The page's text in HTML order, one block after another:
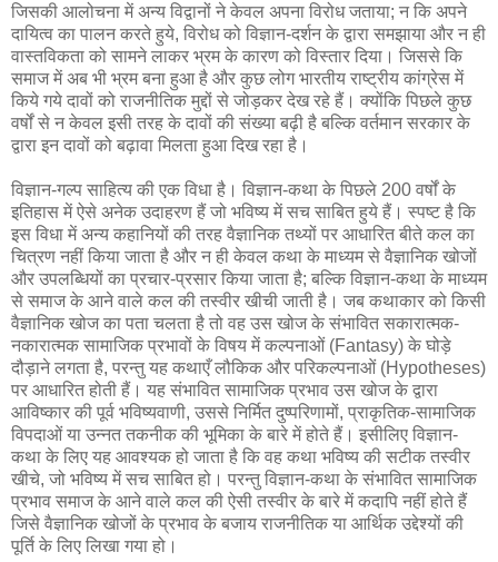
जिसकी आलोचना में अन्य विद्वानों ने केवल अपना विरोध जताया; न कि अपने
दायित्व का पालन करते हुये, विरोध को विज्ञान-दर्शन के द्वारा समझाया और न ही
वास्तविकता को सामने लाकर भ्रम के कारण को विस्तार दिया। जिससे कि
समाज में अब भी भ्रम बना हुआ है और कुछ लोग भारतीय राष्ट्रीय कांग्रेस में
किये गये दावों को राजनीतिक मुद्दों से जोड़कर देख रहे हैं। क्योंकि पिछले कुछ
वर्षों से न केवल इसी तरह के दावों की संख्या बढ़ी है बल्कि वर्तमान सरकार के
द्वारा इन दावों को बढ़ावा मिलता हुआ दिख रहा है।
विज्ञान-गल्प साहित्य की एक विधा है। विज्ञान-कथा के पिछले 200 वर्षों के
इतिहास में ऐसे अनेक उदाहरण हैं जो भविष्य में सच साबित हुये हैं। स्पष्ट है कि
इस विधा में अन्य कहानियों की तरह वैज्ञानिक तथ्यों पर आधारित बीते कल का
चित्रण नहीं किया जाता है और न ही केवल कथा के माध्यम से वैज्ञानिक खोजों
और उपलब्धियों का प्रचार-प्रसार किया जाता है; बल्कि विज्ञान-कथा के माध्यम
से समाज के आने वाले कल की तस्वीर खीची जाती है। जब कथाकार को किसी
वैज्ञानिक खोज का पता चलता है तो वह उस खोज के संभावित सकारात्मक-
नकारात्मक सामाजिक प्रभावों के विषय में कल्पनाओं (Fantasy) के घोड़े
दौड़ाने लगता है, परन्तु यह कथाएँ लौकिक और परिकल्पनाओं (Hypotheses)
पर आधारित होती हैं। यह संभावित सामाजिक प्रभाव उस खोज के द्वारा
आविष्कार की पूर्व भविष्यवाणी, उससे निर्मित दुष्परिणामों, प्राकृतिक-सामाजिक
विपदाओं या उन्नत तकनीक की भूमिका के बारे में होते हैं। इसीलिए विज्ञान-
कथा के लिए यह आवश्यक हो जाता है कि वह कथा भविष्य की सटीक तस्वीर
खीचे, जो भविष्य में सच साबित हो। परन्तु विज्ञान-कथा के संभावित सामाजिक
प्रभाव समाज के आने वाले कल की ऐसी तस्वीर के बारे में कदापि नहीं होते हैं
जिसे वैज्ञानिक खोजों के प्रभाव के बजाय राजनीतिक या आर्थिक उद्देश्यों की
पूर्ति के लिए लिखा गया हो।